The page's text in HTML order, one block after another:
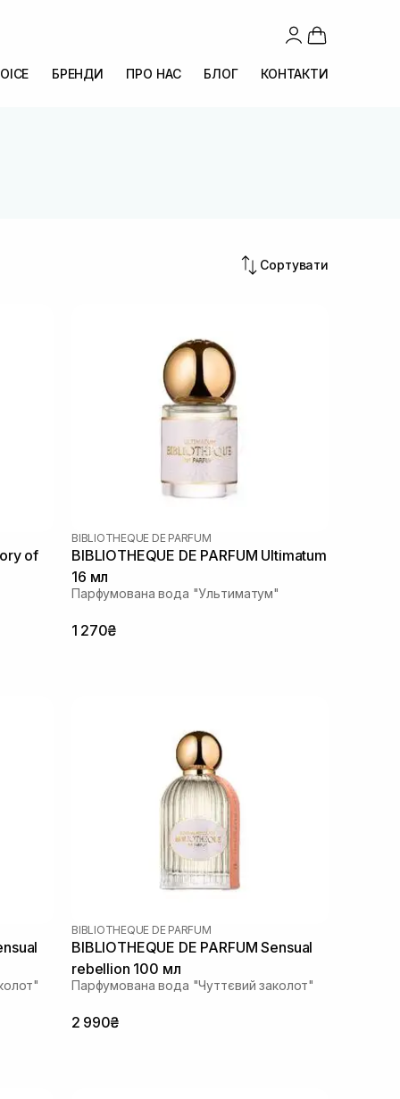
БРЕНДИ ПРО НАС БЛОГ КОНТАКТИ
Сортувати
of
BIBLIOTHEQUE DE PARFUM
BIBLIOTHEQUE DE PARFUM Ultimatum
16 мл
Парфумована вода "Ультиматум"
1 270₴
BIBLIOTHEQUE DE PARFUM
BIBLIOTHEQUE DE PARFUM Sensual
rebellion 100 мл
Парфумована вода "Чуттєвий заколот"
2 990₴